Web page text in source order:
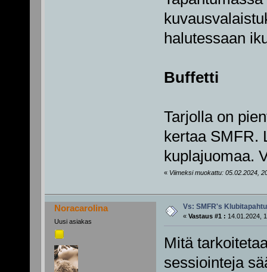
halutessaan
Buffetti
Tarjolla on
kertaa SMFR.
kuplajuomaa.
« Viimeksi muokattu: 05.02.2024,
Noracarolina
Uusi asiakas
Vs: SMFR's
« Vastaus #1 : 14.01.2024,
Mitä
sessiointeja